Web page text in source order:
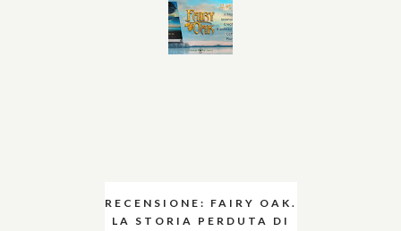
RECENSIONE: FAIRY OAK.
LA STORIA PERDUTA DI